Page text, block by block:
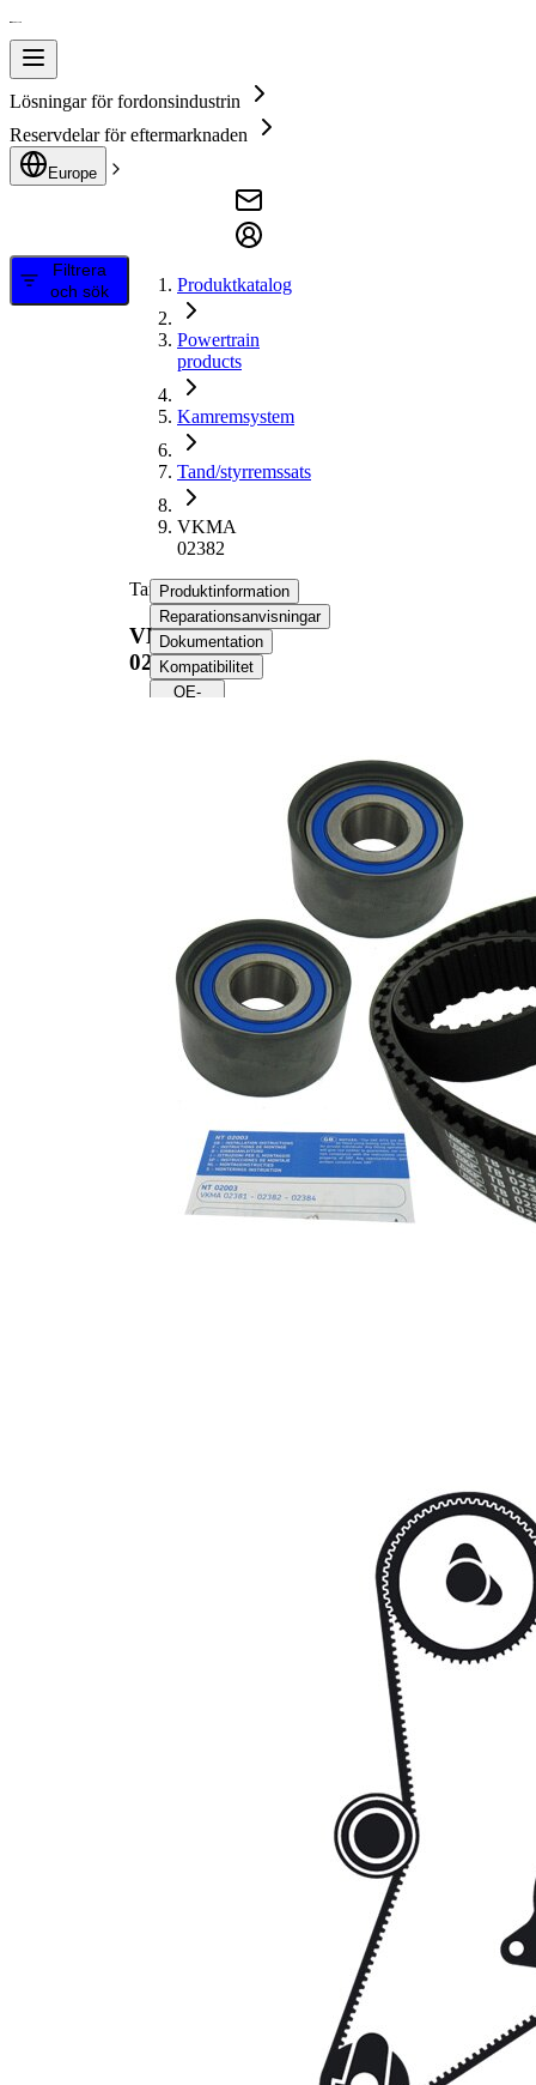
Lösningar för fordonsindustrin
Reservdelar för eftermarknaden
Europe
Filtrera
och sök
Produktkatalog
Powertrain
products
Kamremsystem
Tand/styrremssats
VKMA
02382
Tand/styrremssats
VKMA
02382
Produktinformation
Reparationsanvisningar
Dokumentation
Kompatibilitet
OE-
Produktinformation
Värde
trapetspormad
tandprofil
Bandbredd 30 mm
Produktlista
Artikelnamn Artikelnummer Antal
Styrrulle,
kuggrem
VKM 22385
1
Styrrulle,
kuggrem
SKF00515
2
1